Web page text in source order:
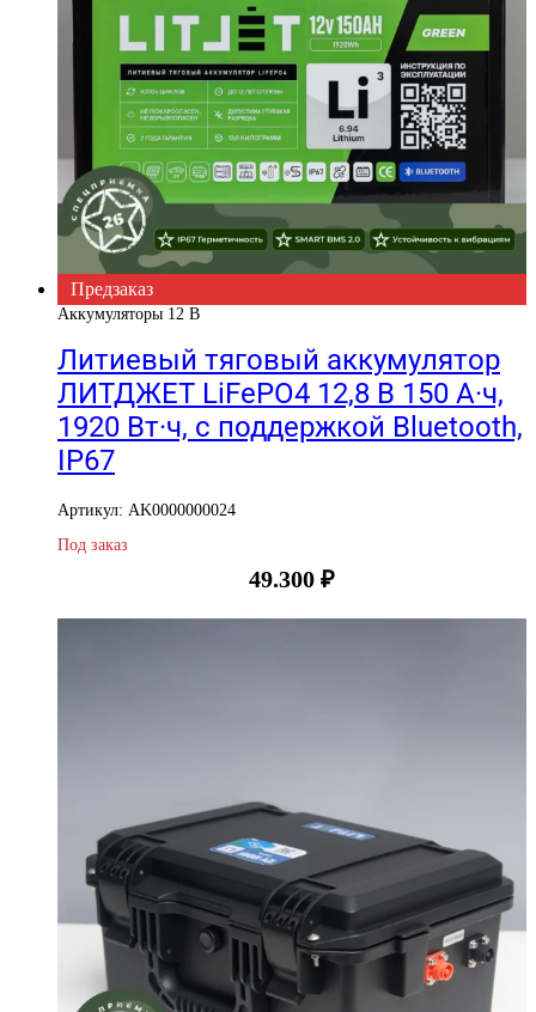
Предзаказ
Аккумуляторы 12 В
Литиевый тяговый аккумулятор
ЛИТДЖЕТ LiFePO4 12,8 В 150 А·ч,
1920 Вт·ч, с поддержкой Bluetooth,
IP67
Артикул: AK0000000024
Под заказ
49.300 ₽